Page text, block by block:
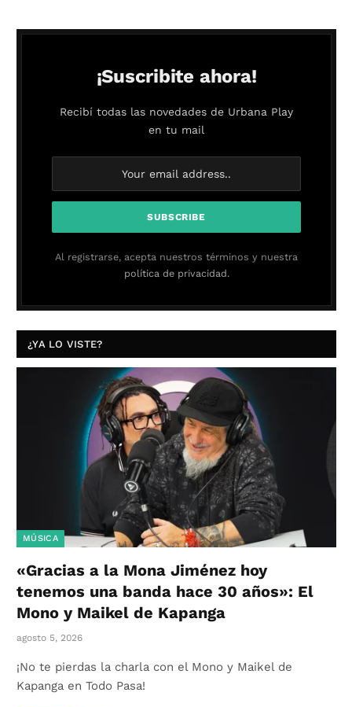
¡Suscribite ahora!
Recibí todas las novedades de Urbana Play
en tu mail
Al registrarse, acepta nuestros términos y nuestra
política de privacidad.
¿YA LO VISTE?
MÚSICA
«Gracias a la Mona Jiménez hoy
tenemos una banda hace 30 años»: El
Mono y Maikel de Kapanga
agosto 5, 2026
¡No te pierdas la charla con el Mono y Maikel de
Kapanga en Todo Pasa!